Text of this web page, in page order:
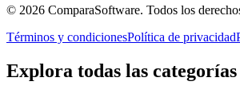
© 2026 ComparaSoftware. Todos los
Términos y condicionesPolítica de privacidad
Explora todas las